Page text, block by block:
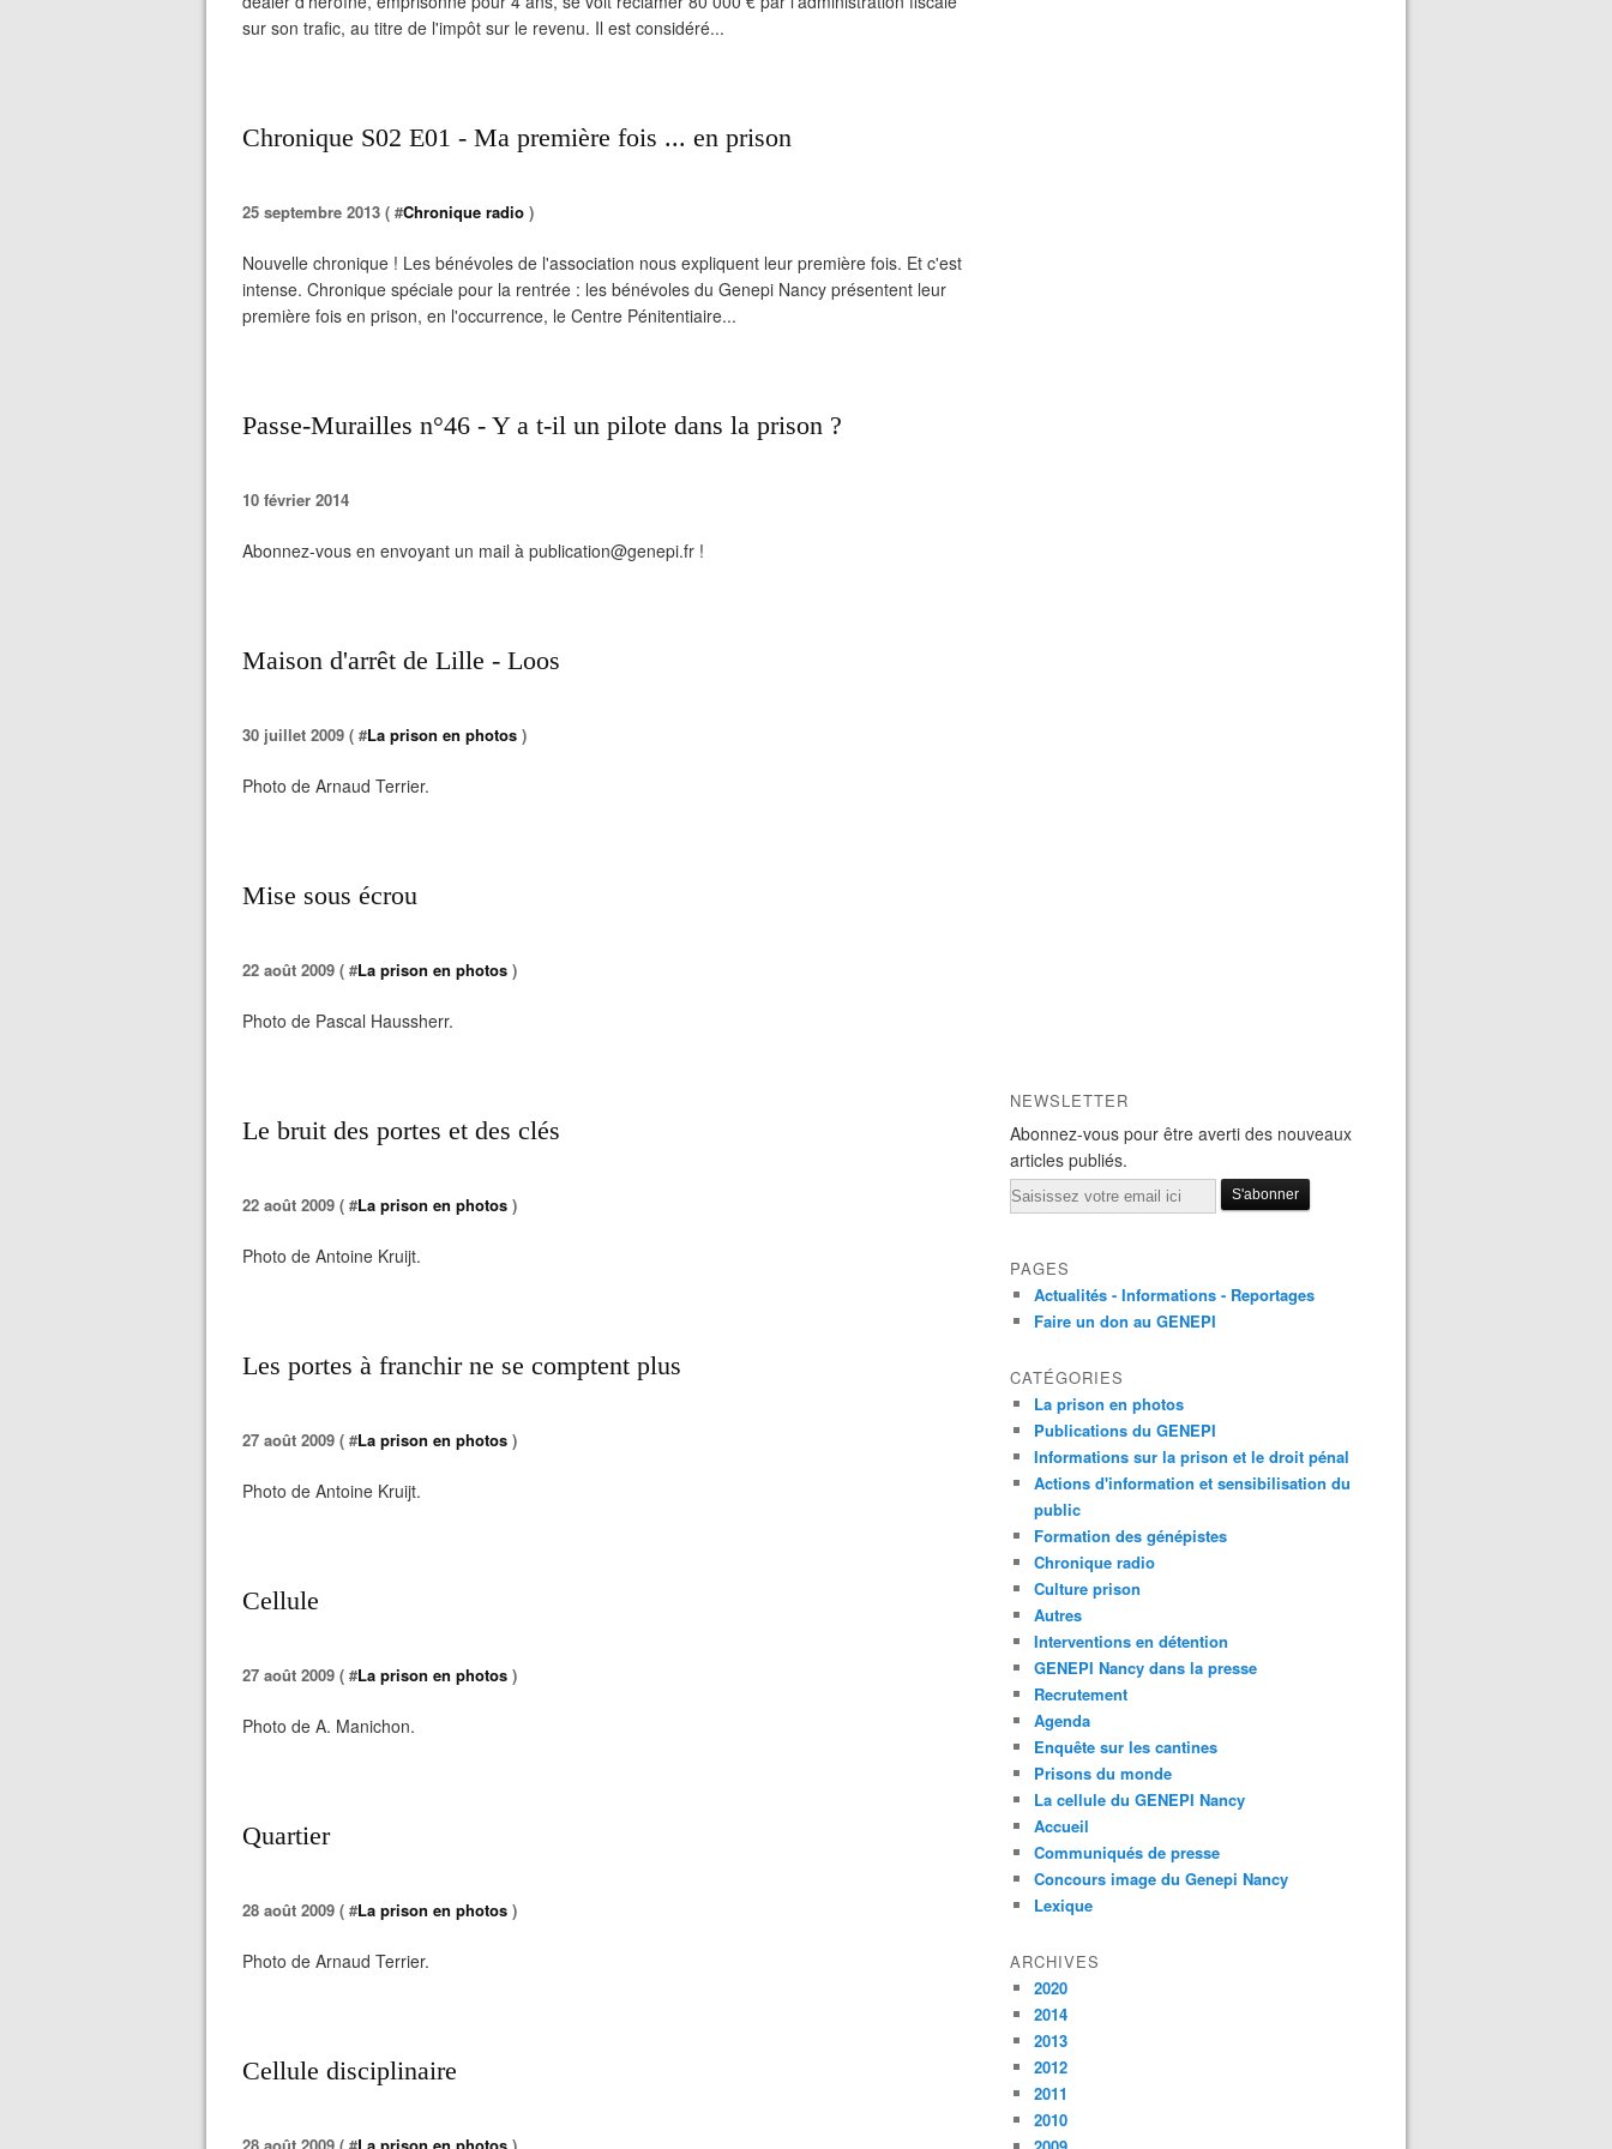
sur son trafic, au titre de l'impôt sur le revenu. Il est considéré...
Chronique S02 E01 - Ma première fois ... en prison
25 septembre 2013 ( #Chronique radio )
Nouvelle chronique ! Les bénévoles de l'association nous expliquent leur première fois. Et c'est
intense. Chronique spéciale pour la rentrée : les bénévoles du Genepi Nancy présentent leur
première fois en prison, en l'occurrence, le Centre Pénitentiaire...
Passe-Murailles n°46 - Y a t-il un pilote dans la prison ?
10 février 2014
Abonnez-vous en envoyant un mail à publication@genepi.fr !
Maison d'arrêt de Lille - Loos
30 juillet 2009 ( #La prison en photos )
Photo de Arnaud Terrier.
Mise sous écrou
22 août 2009 ( #La prison en photos )
Photo de Pascal Haussherr.
Le bruit des portes et des clés
22 août 2009 ( #La prison en photos )
Photo de Antoine Kruijt.
Les portes à franchir ne se comptent plus
27 août 2009 ( #La prison en photos )
Photo de Antoine Kruijt.
Cellule
27 août 2009 ( #La prison en photos )
Photo de A. Manichon.
Quartier
28 août 2009 ( #La prison en photos )
Photo de Arnaud Terrier.
Cellule disciplinaire
NEWSLETTER
Abonnez-vous pour être averti des nouveaux
articles publiés.
Email
PAGES
Actualités - Informations - Reportages
Faire un don au GENEPI
CATÉGORIES
La prison en photos
Publications du GENEPI
Informations sur la prison et le droit pénal
Actions d'information et sensibilisation du
public
Formation des génépistes
Chronique radio
Culture prison
Autres
Interventions en détention
GENEPI Nancy dans la presse
Recrutement
Agenda
Enquête sur les cantines
Prisons du monde
La cellule du GENEPI Nancy
Accueil
Communiqués de presse
Concours image du Genepi Nancy
Lexique
ARCHIVES
2020
2014
2013
2012
2011
2010